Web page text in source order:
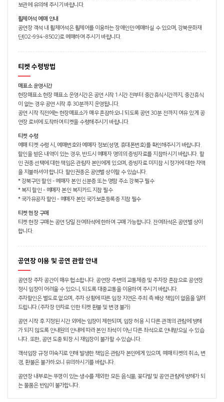
보관에 유의해 주시기 바랍니다.
휠체어석 예매 안내
공연장 객석 내 휠체어석은 휠체어를 이용하는 장애인만 예매하실 수 있으며, 강북문화재
단(02-994-8502)로 예매하여 주시기 바랍니다.
티켓 수령방법
매표소 운영시간
현장매표소 현장 매표소 운영시간은 공연 시작 1시간 전부터 중간휴식시간까지, 중간휴식
이 없는 경우 공연 시작 후 30분까지 운영됩니다.
공연 시작 직전에는 현장매표소가 매우 혼잡하오니 되도록 공연 30분 전까지 여유 있게 공
연장 로비에 도착하여 티켓을 수령해주시기 바랍니다.
티켓 수령
예매 티켓 수령 시, 예매번호와 예매자 정보(성명, 휴대폰번호)를 확인해주시기 바랍니다.
할인을 받은 내역이 있는 경우, 반드시 예매자 명의의 증빙자료를 지참하시기 바랍니다. 할
인 권종 선택에 대한 책임은 관람자 본인에게 있으며, 증빙자료 미지참 시 정가에 대한 차액
을 지불하셔야 합니다. 할인권종은 공연별 상이할 수 있습니다.
* 강북구민 할인 - 예매자 본인 신분증 또는 명함 주소 강북구 필수
* 복지 할인 - 예매자 본인 복지카드 지참 필수
* 국가유공자 할인 - 예매자 본인 국가보훈등록증 지참 필수
티켓 현장 구매
티켓 현장 구매는 공연 당일 잔여좌석에 한하여 구매 가능합니다. 잔여좌석은 공연별 상이
합니다.
공연장 이용 및 공연 관람 안내
공연장 주차 공간이 매우 협소합니다. 공연장 주변의 교통체증 및 주차장 혼잡으로 공연장
정시 입장이 어려울 수 있으니, 되도록 대중교통을 이용하여 주시기 바랍니다.
주차할인은 별도로 없으며, 주차 상황에 따른 입장 지연은 주최 측 배상 책임이 없음을 알려
드립니다.(주차장 만차로 인한 티켓 환불 및 변경 불가)
공연 시작 후 지정된 시간 외에는 입장이 제한되며, 입장 허용 시 다른 관객의 관람에 방해
가 되지 않도록 안내원의 안내에 따라 본인 좌석이 아닌 다른 좌석으로 안내받으실 수 있습
니다. 또한, 공연 도중 퇴장 시 재입장이 불가할 수 있습니다.
객석입장 규정 미숙지로 인해 발생한 책임은 관람자 본인에게 있으며, 예매 티켓의 취소, 변
경, 환불은 불가하오니 유의하시기를 바랍니다.
공연장 내부로는 뚜껑이 있는 생수를 제외한 모든 음식물, 꽃다발 및 공연 관람에 방해가 되
는 물품은 반입이 불가합니다.